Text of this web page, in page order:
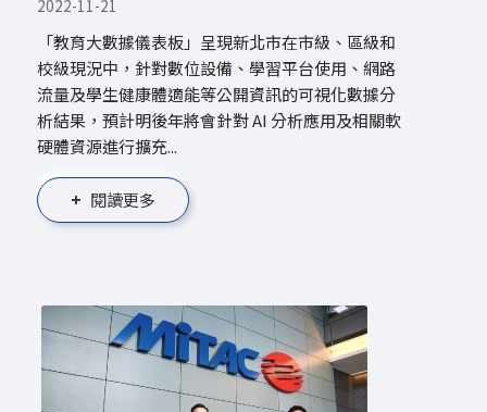
2022-11-21
「教育大數據儀表板」呈現新北市在市級、區級和
校級現況中，針對數位設備、學習平台使用、網路
流量及學生健康體適能等公開資訊的可視化數據分
析結果，預計明後年將會針對 AI 分析應用及相關軟
硬體資源進行擴充...
閱讀更多